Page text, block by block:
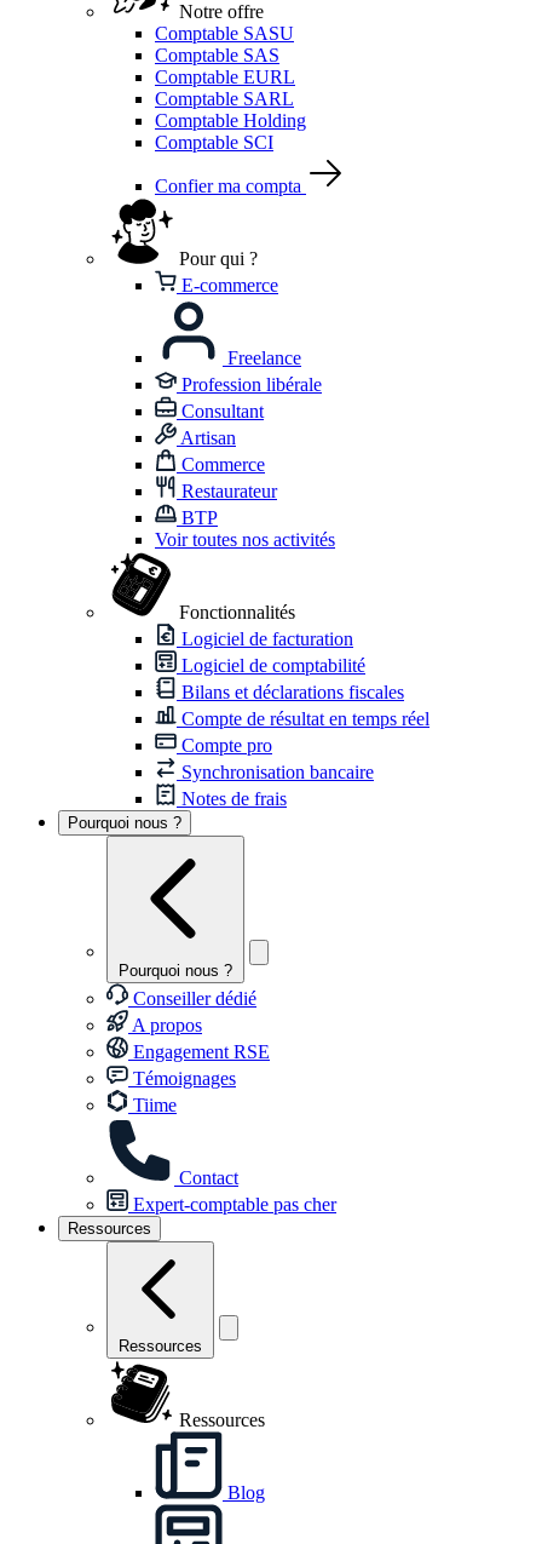
Notre offre
Comptable SASU
Comptable SAS
Comptable EURL
Comptable SARL
Comptable Holding
Comptable SCI
Confier ma compta
Pour qui ?
E-commerce
Freelance
Profession libérale
Consultant
Artisan
Commerce
Restaurateur
BTP
Voir toutes nos activités
Fonctionnalités
Logiciel de facturation
Logiciel de comptabilité
Bilans et déclarations fiscales
Compte de résultat en temps réel
Compte pro
Synchronisation bancaire
Notes de frais
Pourquoi nous ?
Pourquoi nous ?
Conseiller dédié
A propos
Engagement RSE
Témoignages
Tiime
Contact
Expert-comptable pas cher
Ressources
Ressources
Ressources
Blog